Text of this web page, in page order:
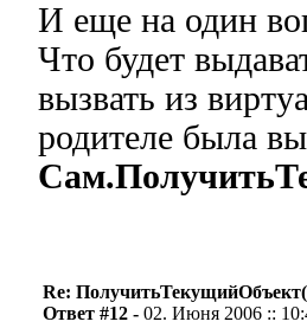
И еще на один
Что будет
вызвать из
родителе была
Re:
Ответ #12 - 02. Июня 2006 ::